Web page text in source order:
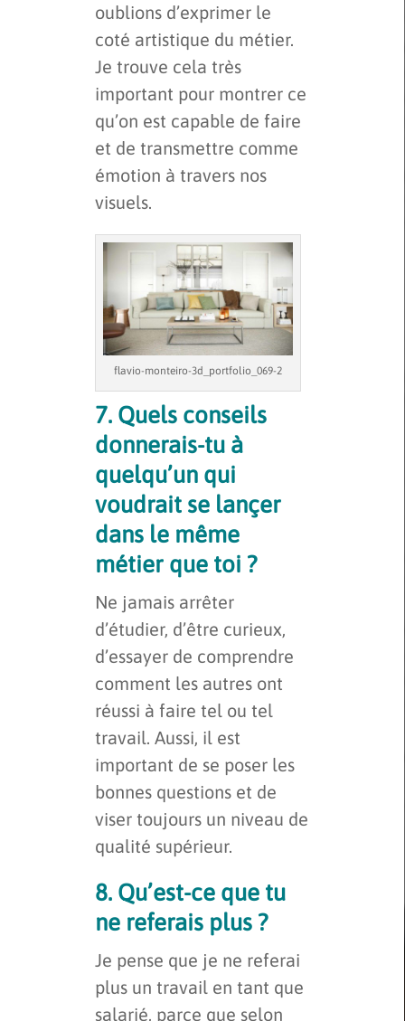
oublions d’exprimer le
coté artistique du métier.
Je trouve cela très
important pour montrer ce
qu’on est capable de faire
et de transmettre comme
émotion à travers nos
visuels.
flavio-monteiro-3d_portfolio_069-2
7. Quels conseils
donnerais-tu à
quelqu’un qui
voudrait se lançer
dans le même
métier que toi ?
Ne jamais arrêter
d’étudier, d’être curieux,
d’essayer de comprendre
comment les autres ont
réussi à faire tel ou tel
travail. Aussi, il est
important de se poser les
bonnes questions et de
viser toujours un niveau de
qualité supérieur.
8. Qu’est-ce que tu
ne referais plus ?
Je pense que je ne referai
plus un travail en tant que
salarié, parce que selon